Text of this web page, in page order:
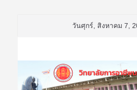
วันศุกร์, สิงหาคม 7,